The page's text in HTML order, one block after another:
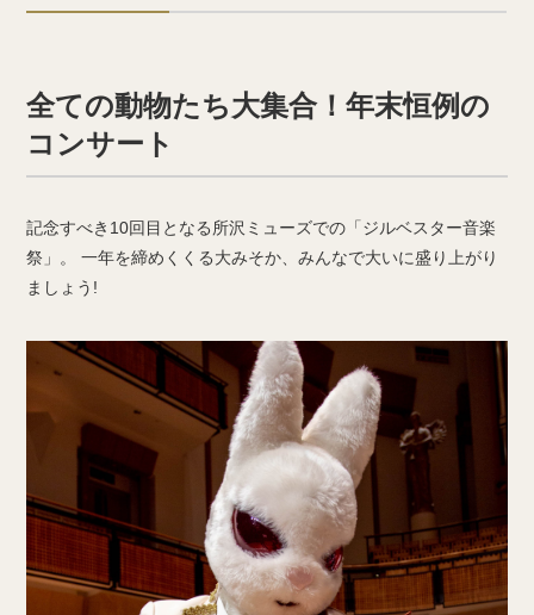
全ての動物たち大集合！年末恒例の
コンサート
記念すべき10回目となる所沢ミューズでの「ジルベスター音楽
祭」。 一年を締めくくる大みそか、みんなで大いに盛り上がり
ましょう!